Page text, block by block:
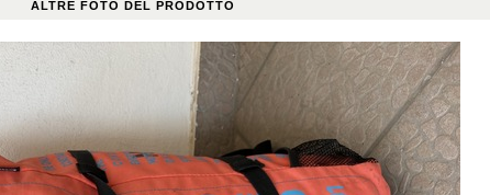
ALTRE FOTO DEL PRODOTTO